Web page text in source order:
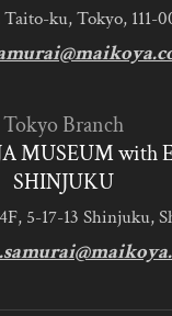
Taito-ku, Tokyo, 111-
Tokyo Branch
MUSEUM with
SHINJUKU
5-17-13 Shinjuku,